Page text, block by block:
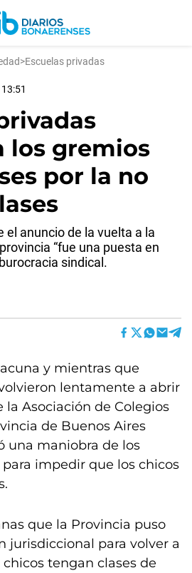
>Escuelas privadas
los gremios
por la no
el anuncio de la vuelta a la
“fue una puesta en
sindical.
y mientras que
lentamente a abrir
la Asociación de Colegios
de Buenos Aires
una maniobra de los
impedir que los chicos
que la Provincia puso
jurisdiccional para volver a
tengan clases de